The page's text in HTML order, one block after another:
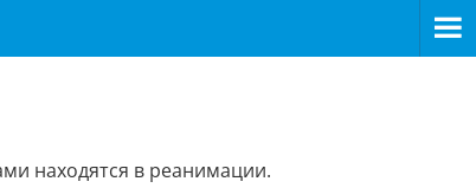
находятся в реанимации.